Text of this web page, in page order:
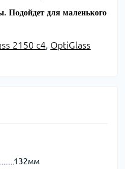
Подойдет для маленького
2150 c4 OptiGlass
132мм